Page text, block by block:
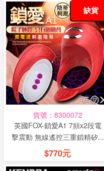
貨號：8300072
英國FOX-鎖愛A1 7頻x2段電
擊震動 無線遙控三重鎖精矽...
$770元
缺貨